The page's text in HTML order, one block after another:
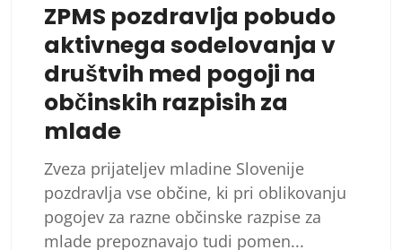
ZPMS pozdravlja pobudo
aktivnega sodelovanja v
društvih med pogoji na
občinskih razpisih za
mlade
Zveza prijateljev mladine Slovenije
pozdravlja vse občine, ki pri oblikovanju
pogojev za razne občinske razpise za
mlade prepoznavajo tudi pomen...